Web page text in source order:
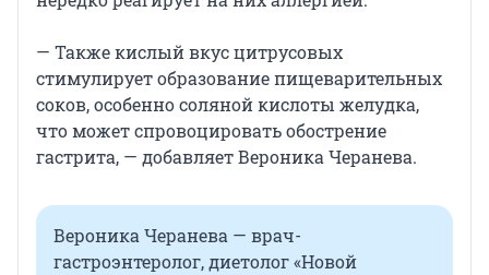
— Также кислый вкус цитрусовых
стимулирует образование пищеварительных
соков, особенно соляной кислоты желудка,
что может спровоцировать обострение
гастрита, — добавляет Вероника Черанева.
Вероника Черанева — врач-
гастроэнтеролог, диетолог «Новой